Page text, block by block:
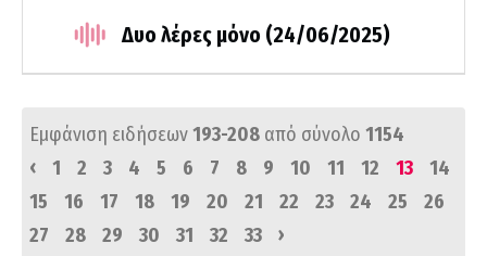
Δυο λέρες μόνο (24/06/2025)
Εμφάνιση ειδήσεων193-208 από σύνολο 1154
‹
1 2 3 4 5 6 7 8 9 10 11 12 13
14
15
16 17 18 19 20 21 22 23 24 25
26
27
28 29 30 31 32 33 ›